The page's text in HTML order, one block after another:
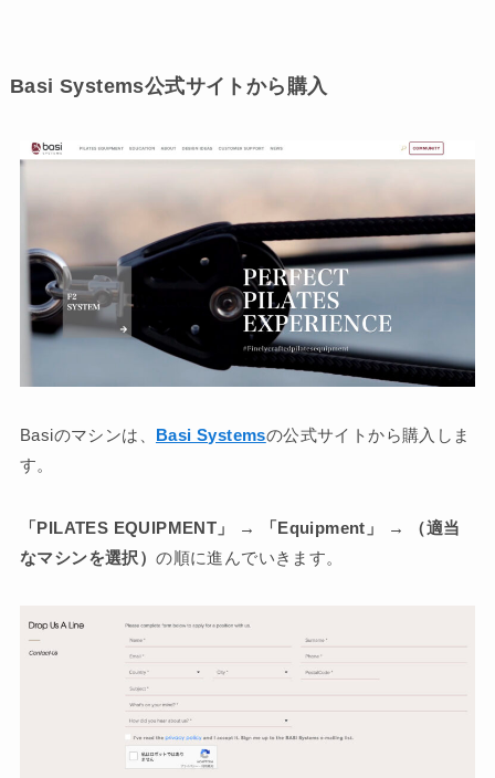
Basi Systems公式サイトから購入
Basiのマシンは、 Basi Systemsの公式サイトから購入しま
す。
「PILATES EQUIPMENT」 → 「Equipment」 → （適当
なマシンを選択）の順に進んでいきます。